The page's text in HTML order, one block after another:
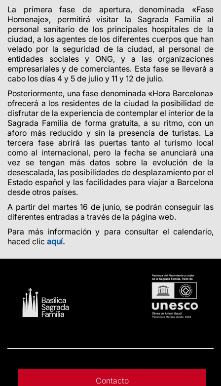
La primera fase de apertura, denominada «Fase
Homenaje», permitirá visitar la Sagrada Familia al
personal sanitario de los principales hospitales de la
ciudad, a los agentes de los diferentes cuerpos que han
velado por la seguridad de la ciudad, al personal de
entidades sociales y ONG, y a las organizaciones
empresariales y de comerciantes. Esta fase se llevará a
cabo los días 4 y 5 de julio y 11 y 12 de julio.
Posteriormente, una fase denominada «Hora Barcelona»
ofrecerá a los residentes de la ciudad la posibilidad de
disfrutar de la experiencia de contemplar el interior de la
Sagrada Familia de forma gratuita, a su ritmo, con un
aforo más reducido y sin la presencia de turistas. La
tercera fase abrirá las puertas tanto al turismo local
como al internacional, pero la fecha se anunciará una
vez se tengan más datos sobre la evolución de la
desescalada, las posibilidades de desplazamiento por el
Estado español y las facilidades para viajar a Barcelona
desde otros países.
A partir del martes 16 de junio, se podrán conseguir las
diferentes entradas a través de la página web.
Para más información y para consultar el calendario,
haced clic aquí.
Contacto